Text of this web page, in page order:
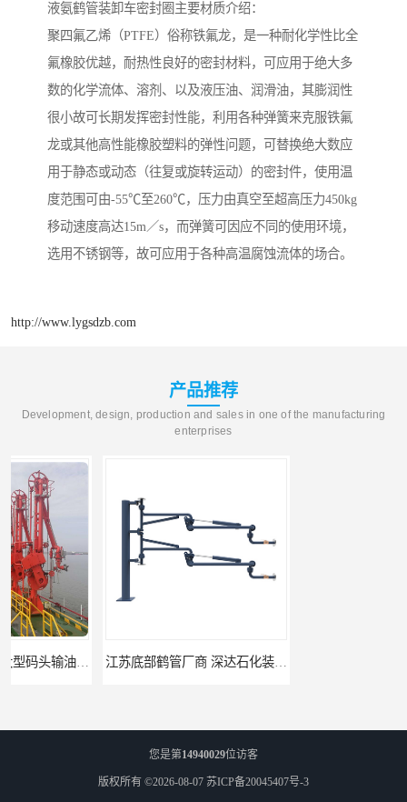
液氨鹤管装卸车密封圈主要材质介绍：
聚四氟乙烯（PTFE）俗称铁氟龙，是一种耐化学性比全
氟橡胶优越，耐热性良好的密封材料，可应用于绝大多
数的化学流体、溶剂、以及液压油、润滑油，其膨润性
很小故可长期发挥密封性能，利用各种弹簧来克服铁氟
龙或其他高性能橡胶塑料的弹性问题，可替换绝大数应
用于静态或动态（往复或旋转运动）的密封件，使用温
度范围可由-55℃至260℃，压力由真空至超高压力450kg
移动速度高达15m／s，而弹簧可因应不同的使用环境，
选用不锈钢等，故可应用于各种高温腐蚀流体的场合。
http://www.lygsdzb.com
产品推荐
Development, design, production and sales in one of the manufacturing
enterprises
江苏底部鹤管厂商 深达石化装备有限公司
您是第14940029位访客
版权所有 ©2026-08-07 苏ICP备20045407号-3